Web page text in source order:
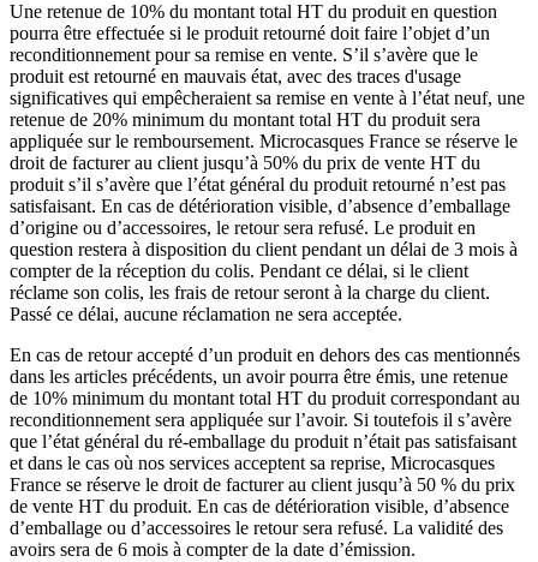
Une retenue de 10% du montant total HT du produit en question
pourra être effectuée si le produit retourné doit faire l’objet d’un
reconditionnement pour sa remise en vente. S’il s’avère que le
produit est retourné en mauvais état, avec des traces d'usage
significatives qui empêcheraient sa remise en vente à l’état neuf, une
retenue de 20% minimum du montant total HT du produit sera
appliquée sur le remboursement. Microcasques France se réserve le
droit de facturer au client jusqu’à 50% du prix de vente HT du
produit s’il s’avère que l’état général du produit retourné n’est pas
satisfaisant. En cas de détérioration visible, d’absence d’emballage
d’origine ou d’accessoires, le retour sera refusé. Le produit en
question restera à disposition du client pendant un délai de 3 mois à
compter de la réception du colis. Pendant ce délai, si le client
réclame son colis, les frais de retour seront à la charge du client.
Passé ce délai, aucune réclamation ne sera acceptée.
En cas de retour accepté d’un produit en dehors des cas mentionnés
dans les articles précédents, un avoir pourra être émis, une retenue
de 10% minimum du montant total HT du produit correspondant au
reconditionnement sera appliquée sur l’avoir. Si toutefois il s’avère
que l’état général du ré-emballage du produit n’était pas satisfaisant
et dans le cas où nos services acceptent sa reprise, Microcasques
France se réserve le droit de facturer au client jusqu’à 50 % du prix
de vente HT du produit. En cas de détérioration visible, d’absence
d’emballage ou d’accessoires le retour sera refusé. La validité des
avoirs sera de 6 mois à compter de la date d’émission.